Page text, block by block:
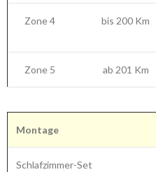
Zone 4 bis 200 Km
Zone 5 ab 201 Km
Montage
Schlafzimmer-Set